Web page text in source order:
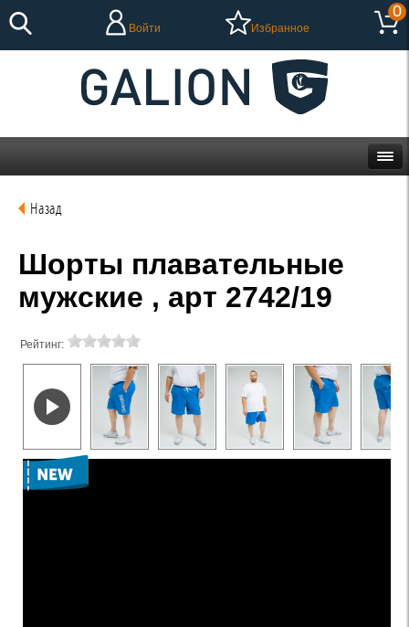
Войти Избранное
0
Назад
Шорты плавательные
мужские , арт 2742/19
Рейтинг: